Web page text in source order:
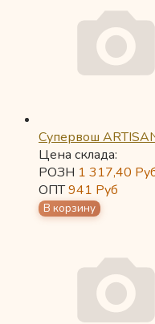
Супервош
Цена склада:
РОЗН 1 317,40
ОПТ941 Руб